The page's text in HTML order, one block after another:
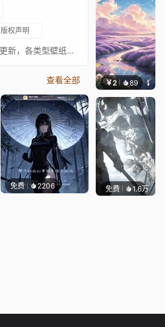
版权声明
原创，关注追更，持续更新，各类型壁纸，各平台同名
查看全部
免费 2206
￥2 89 宅婳氏
免费 1.6万